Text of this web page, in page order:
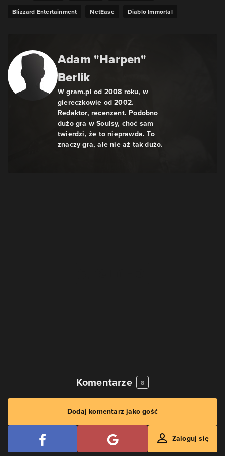
Blizzard Entertainment
NetEase Diablo Immortal
Adam "Harpen"
Berlik
W gram.pl od 2008 roku, w
giereczkowie od 2002.
Redaktor, recenzent. Podobno
dużo gra w Soulsy, choć sam
twierdzi, że to nieprawda. To
znaczy gra, ale nie aż tak dużo.
Komentarze 8
Dodaj komentarz jako gość
Zaloguj się